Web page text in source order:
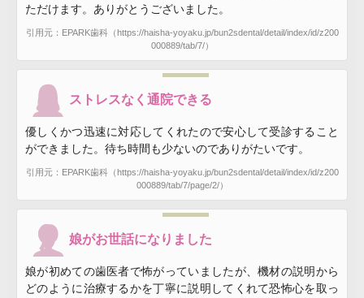
ただけます。ありがとうございました。
引用元：EPARK歯科（https://haisha-yoyaku.jp/bun2sdental/detail/index/id/z200
000889/tab/7/）
ストレスなく通院できる
優しくかつ迅速に対応してくれたので安心して受診すること
ができました。待ち時間も少ないのでありがたいです。
引用元：EPARK歯科（https://haisha-yoyaku.jp/bun2sdental/detail/index/id/z200
000889/tab/7/page/2/）
娘がお世話になりました
娘が初めての歯医者で怖がっていましたが、機材の説明から
どのように治療するかを丁寧に説明してくれて恐怖心を取っ